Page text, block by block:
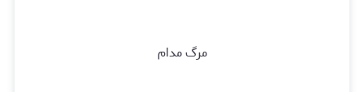
مرگ مدام